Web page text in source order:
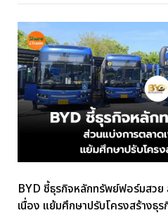
BYD ชี้ธุรกิจหลักทรัพย์ฟอร์มสว
เนื่อง แย้มศึกษาปรับโครงสร้างธุ